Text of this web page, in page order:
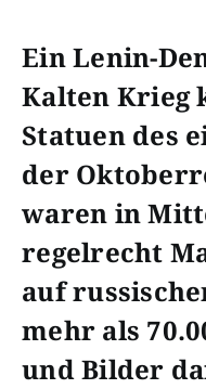
Ein Lenin-
Kalten Krieg
Statuen des
der
waren in
regelrecht
auf
mehr als
und Bilder